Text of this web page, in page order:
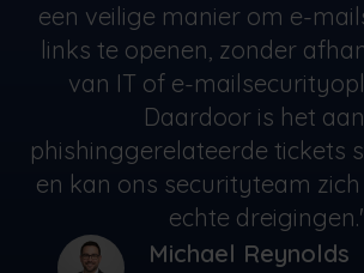
een veilige manier om e-
links te openen, zonder
van IT of e-
Daardoor is het
phishinggerelateerde tickets
en kan ons securityteam
echte
Michael Reynolds